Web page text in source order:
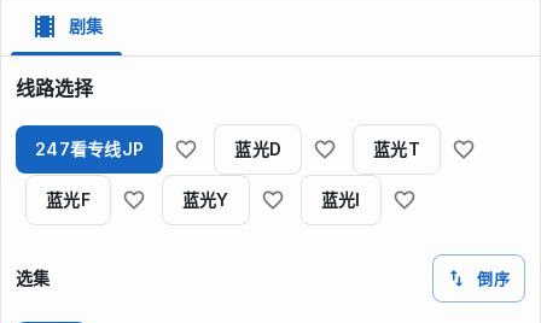
剧集
线路选择
247看专线JP 蓝光D 蓝光T
蓝光F 蓝光Y 蓝光I
选集 倒序